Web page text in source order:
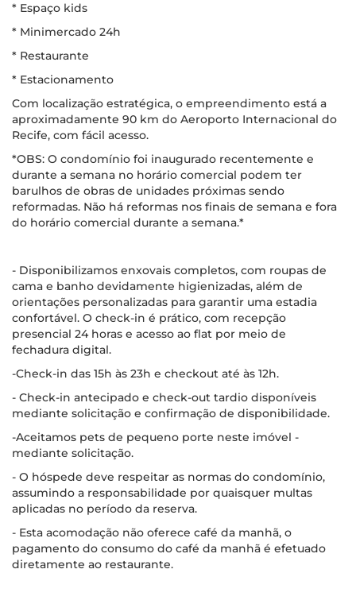
* Espaço kids
* Minimercado 24h
* Restaurante
* Estacionamento
Com localização estratégica, o empreendimento está a
aproximadamente 90 km do Aeroporto Internacional do
Recife, com fácil acesso.
*OBS: O condomínio foi inaugurado recentemente e
durante a semana no horário comercial podem ter
barulhos de obras de unidades próximas sendo
reformadas. Não há reformas nos finais de semana e fora
do horário comercial durante a semana.*
- Disponibilizamos enxovais completos, com roupas de
cama e banho devidamente higienizadas, além de
orientações personalizadas para garantir uma estadia
confortável. O check-in é prático, com recepção
presencial 24 horas e acesso ao flat por meio de
fechadura digital.
-Check-in das 15h às 23h e checkout até às 12h.
- Check-in antecipado e check-out tardio disponíveis
mediante solicitação e confirmação de disponibilidade.
-Aceitamos pets de pequeno porte neste imóvel -
mediante solicitação.
- O hóspede deve respeitar as normas do condomínio,
assumindo a responsabilidade por quaisquer multas
aplicadas no período da reserva.
- Esta acomodação não oferece café da manhã, o
pagamento do consumo do café da manhã é efetuado
diretamente ao restaurante.